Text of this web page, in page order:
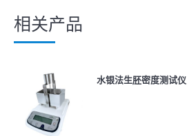
相关产品
水银法生胚密度测试仪